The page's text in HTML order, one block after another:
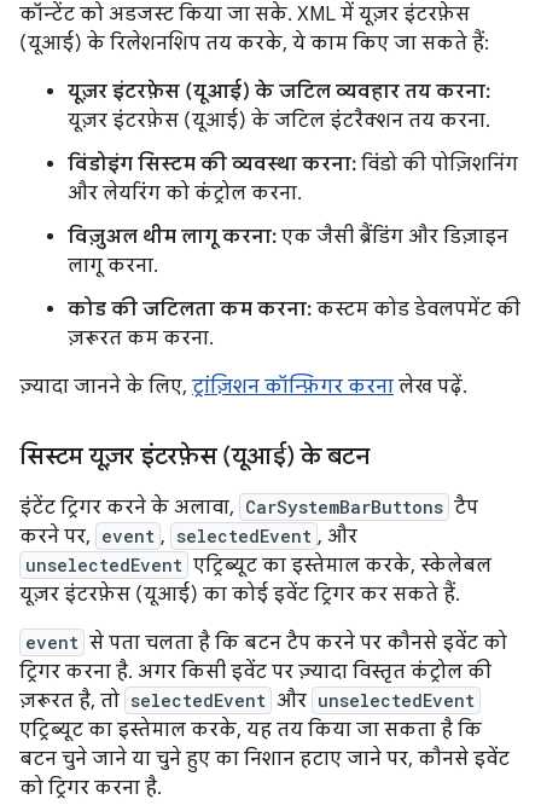
कॉन्टेंट को अडजस्ट किया जा सके. XML में यूज़र इंटरफ़ेस
(यूआई) के रिलेशनशिप तय करके, ये काम किए जा सकते हैं:
यूज़र इंटरफ़ेस (यूआई) के जटिल व्यवहार तय करना:
यूज़र इंटरफ़ेस (यूआई) के जटिल इंटरैक्शन तय करना.
विंडोइंग सिस्टम की व्यवस्था करना: विंडो की पोज़िशनिंग
और लेयरिंग को कंट्रोल करना.
विज़ुअल थीम लागू करना: एक जैसी ब्रैंडिंग और डिज़ाइन
लागू करना.
कोड की जटिलता कम करना: कस्टम कोड डेवलपमेंट की
ज़रूरत कम करना.
ज़्यादा जानने के लिए, ट्रांज़िशन कॉन्फ़िगर करना लेख पढ़ें.
सिस्टम यूज़र इंटरफ़ेस (यूआई) के बटन
इंटेंट ट्रिगर करने के अलावा, CarSystemBarButtons टैप
करने पर, event , selectedEvent , और
unselectedEvent एट्रिब्यूट का इस्तेमाल करके, स्केलेबल
यूज़र इंटरफ़ेस (यूआई) का कोई इवेंट ट्रिगर कर सकते हैं.
event से पता चलता है कि बटन टैप करने पर कौनसे इवेंट को
ट्रिगर करना है. अगर किसी इवेंट पर ज़्यादा विस्तृत कंट्रोल की
ज़रूरत है, तो selectedEvent और unselectedEvent
एट्रिब्यूट का इस्तेमाल करके, यह तय किया जा सकता है कि
बटन चुने जाने या चुने हुए का निशान हटाए जाने पर, कौनसे इवेंट
को ट्रिगर करना है.